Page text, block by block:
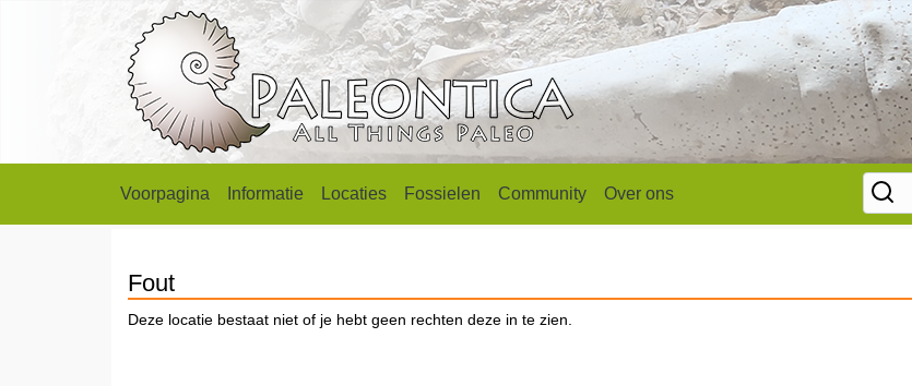
Voorpagina Informatie Locaties Fossielen Community Over ons
Fout
Deze locatie bestaat niet of je hebt geen rechten deze in te zien.